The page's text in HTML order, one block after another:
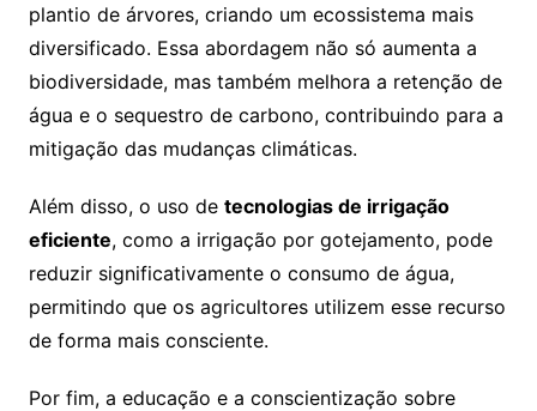
plantio de árvores, criando um ecossistema mais
diversificado. Essa abordagem não só aumenta a
biodiversidade, mas também melhora a retenção de
água e o sequestro de carbono, contribuindo para a
mitigação das mudanças climáticas.
Além disso, o uso de tecnologias de irrigação
eficiente, como a irrigação por gotejamento, pode
reduzir significativamente o consumo de água,
permitindo que os agricultores utilizem esse recurso
de forma mais consciente.
Por fim, a educação e a conscientização sobre